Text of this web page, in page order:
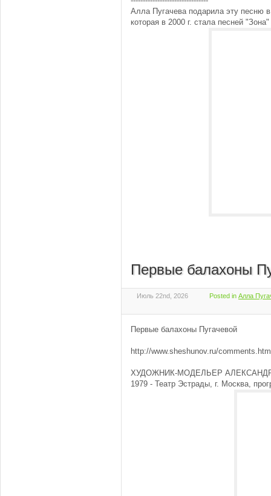
Алла Пугачева подарила эту песню
которая в 2000 г. стала песней
Первые балахоны
Июль 22nd, 2026 Posted in Алла
Первые балахоны Пугачевой
http://www.sheshunov.ru/comments.htm
ХУДОЖНИК-МОДЕЛЬЕР
1979 - Театр Эстрады, г. Москва,